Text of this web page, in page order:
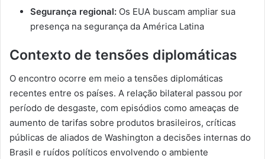
Segurança regional: Os EUA buscam ampliar sua
presença na segurança da América Latina
Contexto de tensões diplomáticas
O encontro ocorre em meio a tensões diplomáticas
recentes entre os países. A relação bilateral passou por
período de desgaste, com episódios como ameaças de
aumento de tarifas sobre produtos brasileiros, críticas
públicas de aliados de Washington a decisões internas do
Brasil e ruídos políticos envolvendo o ambiente